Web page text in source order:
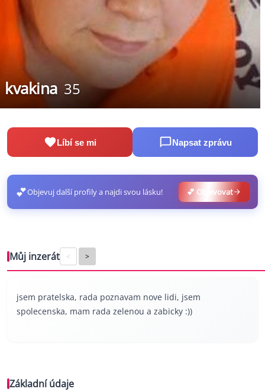
kvakina 35
Líbí se mi Napsat zprávu
💕Objevuj další profily a najdi svou lásku! 💕 Objevovat
Můj inzerát < >
jsem pratelska, rada poznavam nove lidi, jsem
spolecenska, mam rada zelenou a zabicky :))
Základní údaje